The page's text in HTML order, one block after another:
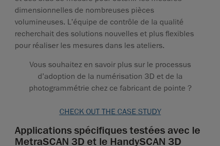
dimensionnelles de nombreuses pièces
volumineuses. L’équipe de contrôle de la qualité
recherchait des solutions nouvelles et plus flexibles
pour réaliser les mesures dans les ateliers.
Vous souhaitez en savoir plus sur le processus
d’adoption de la numérisation 3D et de la
photogrammétrie chez ce fabricant de pointe ?
CHECK OUT THE CASE STUDY
Applications spécifiques testées avec le
MetraSCAN 3D et le HandySCAN 3D